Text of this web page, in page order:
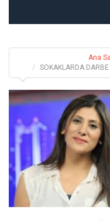
Ana
SOKAKLARDA